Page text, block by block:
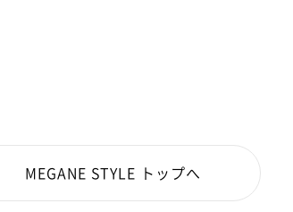
MEGANE STYLE トップへ